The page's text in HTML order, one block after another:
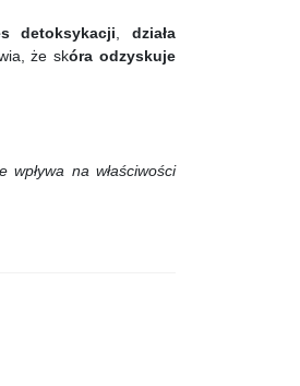
detoksykacji ,działa
że skóra odzyskuje
wpływa na właściwości